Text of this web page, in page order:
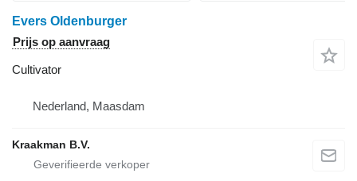
Evers Oldenburger
Prijs op aanvraag
Cultivator
Nederland, Maasdam
Kraakman B.V.